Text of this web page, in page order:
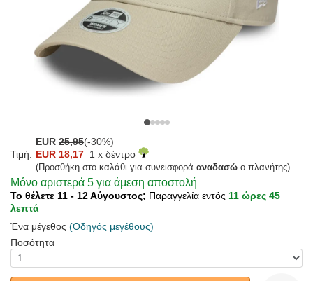
EUR 25,95(-30%)
Τιμή: EUR 18,17 1 x δέντρο
(Προσθήκη στο καλάθι για συνεισφορά αναδασώ ο πλανήτης)
Μόνο αριστερά 5 για άμεση αποστολή
Το θέλετε 11 - 12 Αύγουστος; Παραγγελία εντός 11 ώρες 45
λεπτά
Ένα μέγεθος (Οδηγός μεγέθους)
Ποσότητα